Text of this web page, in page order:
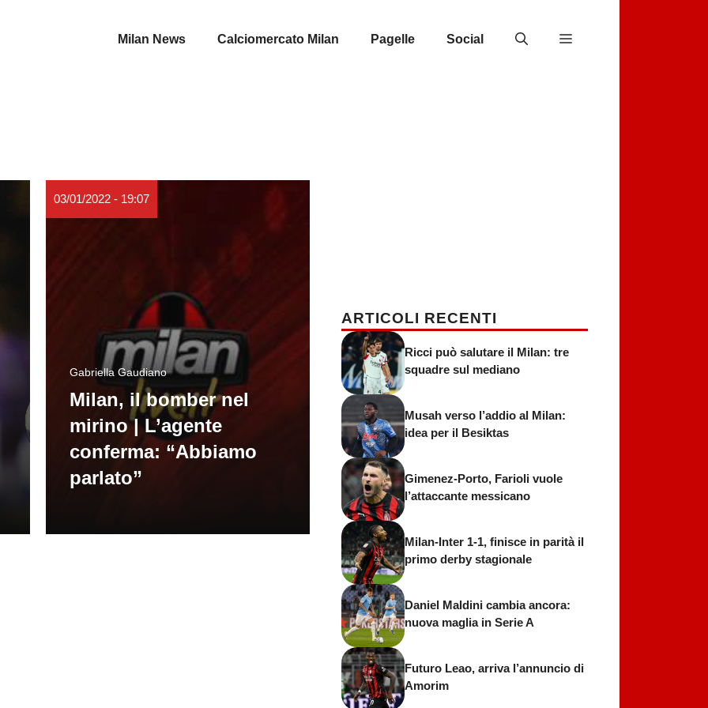
Milan News Calciomercato Milan Pagelle Social
03/01/2022 - 19:07
Gabriella Gaudiano
Milan, il bomber nel
mirino | L’agente
conferma: “Abbiamo
parlato”
ARTICOLI RECENTI
Ricci può salutare il Milan: tre
squadre sul mediano
Musah verso l’addio al Milan:
idea per il Besiktas
Gimenez-Porto, Farioli vuole
l’attaccante messicano
Milan-Inter 1-1, finisce in parità il
primo derby stagionale
Daniel Maldini cambia ancora:
nuova maglia in Serie A
Futuro Leao, arriva l’annuncio di
Amorim